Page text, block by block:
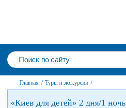
Главная / Туры и экскурсии /
«Киев для детей» 2 дня/1 ночь